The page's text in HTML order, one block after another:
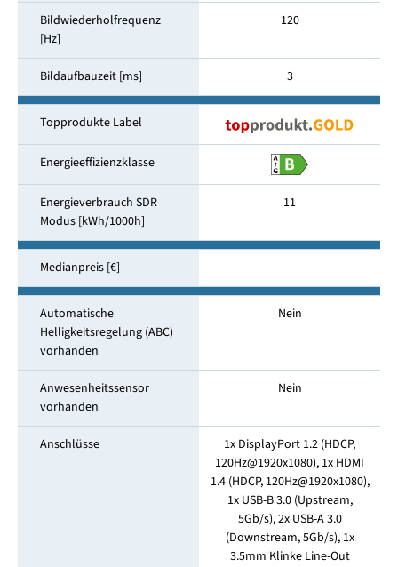
Bildwiederholfrequenz
[Hz]
120
Bildaufbauzeit [ms] 3
Topprodukte Label
Energieeffizienzklasse
Energieverbrauch SDR
Modus [kWh/1000h]
11
Medianpreis [€] -
Automatische
Helligkeitsregelung (ABC)
vorhanden
Nein
Anwesenheitssensor
vorhanden
Nein
Anschlüsse
1x DisplayPort 1.2 (HDCP,
120Hz@1920x1080), 1x HDMI
1.4 (HDCP, 120Hz@1920x1080),
1x USB-B 3.0 (Upstream,
5Gb/s), 2x USB-A 3.0
(Downstream, 5Gb/s), 1x
3.5mm Klinke Line-Out